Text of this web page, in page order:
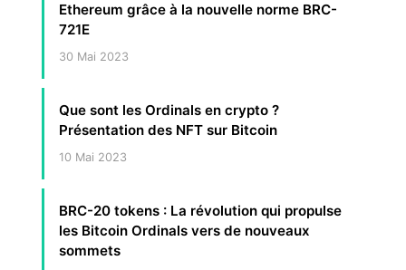
Ethereum grâce à la nouvelle norme BRC-
721E
30 Mai 2023
Que sont les Ordinals en crypto ?
Présentation des NFT sur Bitcoin
10 Mai 2023
BRC-20 tokens : La révolution qui propulse
les Bitcoin Ordinals vers de nouveaux
sommets